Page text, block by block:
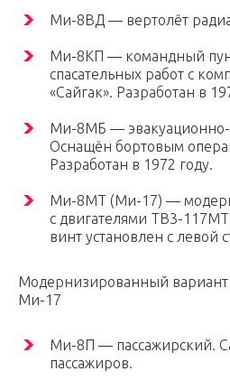
Ми-8ВД — вертолёт
Ми-8КП — командный
спасательных работ с
«Сайгак». Разработан в
Ми-8МБ —
Оснащён бортовым
Разработан в 1972 году.
Ми-8МТ (Ми-17) —
с двигателями ТВ3-
винт установлен с левой
Модернизированный
Ми-17
Ми-8П — пассажирский.
пассажиров.